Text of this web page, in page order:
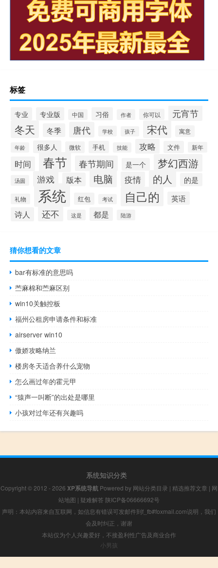
标签
专业 专业版 中国 习俗 作者 你可以 元宵节
冬天 冬季 唐代 学校 孩子 宋代 寓意
年龄 很多人 微软 手机 技能 攻略 文件 新年
时间 春节 春节期间 是一个 梦幻西游
汤圆 游戏 版本 电脑 疫情 的人 的是
礼物 系统 红包 考试 自己的 英语
诗人 还不 这是 都是 陆游
猜你想看的文章
bar有标准的意思吗
苎麻棉和苎麻区别
win10关触控板
福州公租房申请条件和标准
airserver win10
傲娇攻略纳兰
楼房冬天适合养什么宠物
怎么画过年的霍元甲
“猿声一叫断”的出处是哪里
小孩对过年还有兴趣吗
系统知识分类
Copyright © 2012 - 2026 XP系统导航 Powered by 网站分类目录 | 精选推荐文章 | 网
站地图 | 疑难解答 陕ICP备06666692号
声明：本站内容来自互联网，如信息有错误可发邮件到f_fb#foxmail.com说明，我们
会及时纠正，谢谢
本站仅为个人兴趣爱好，不接盈利性广告及商业合作
小男孩